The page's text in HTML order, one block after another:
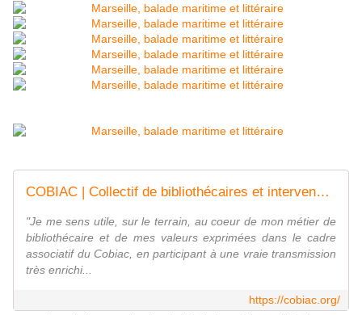
COBIAC | Collectif de bibliothécaires et intervenants en action culturelle
"Je me sens utile, sur le terrain, au coeur de mon métier de
bibliothécaire et de mes valeurs exprimées dans le cadre
associatif du Cobiac, en participant à une vraie transmission
très enrichi...
https://cobiac.org/